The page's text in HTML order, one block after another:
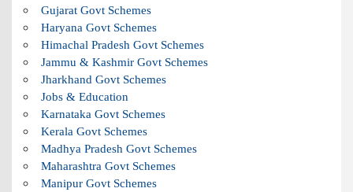
Gujarat Govt Schemes
Haryana Govt Schemes
Himachal Pradesh Govt Schemes
Jammu & Kashmir Govt Schemes
Jharkhand Govt Schemes
Jobs & Education
Karnataka Govt Schemes
Kerala Govt Schemes
Madhya Pradesh Govt Schemes
Maharashtra Govt Schemes
Manipur Govt Schemes